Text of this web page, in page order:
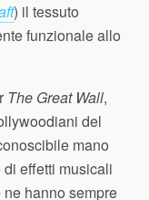
) il tessuto
funzionale allo
The Great Wall,
del
mano
effetti musicali
hanno sempre